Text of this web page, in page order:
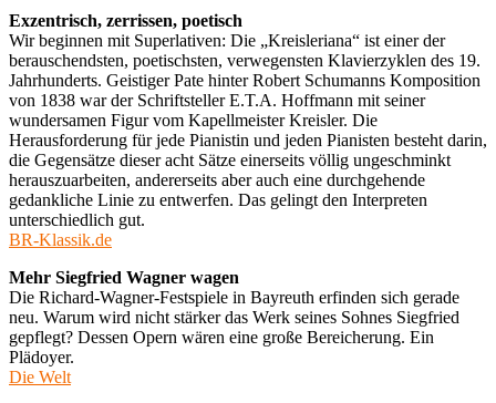
Exzentrisch, zerrissen, poetisch
Wir beginnen mit Superlativen: Die „Kreisleriana“ ist einer der
berauschendsten, poetischsten, verwegensten Klavierzyklen des 19.
Jahrhunderts. Geistiger Pate hinter Robert Schumanns Komposition
von 1838 war der Schriftsteller E.T.A. Hoffmann mit seiner
wundersamen Figur vom Kapellmeister Kreisler. Die
Herausforderung für jede Pianistin und jeden Pianisten besteht darin,
die Gegensätze dieser acht Sätze einerseits völlig ungeschminkt
herauszuarbeiten, andererseits aber auch eine durchgehende
gedankliche Linie zu entwerfen. Das gelingt den Interpreten
unterschiedlich gut.
BR-Klassik.de
Mehr Siegfried Wagner wagen
Die Richard-Wagner-Festspiele in Bayreuth erfinden sich gerade
neu. Warum wird nicht stärker das Werk seines Sohnes Siegfried
gepflegt? Dessen Opern wären eine große Bereicherung. Ein
Plädoyer.
Die Welt